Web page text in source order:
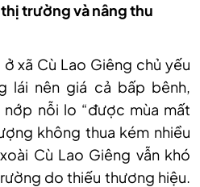
trường và nâng thu
xã Cù Lao Giêng chủ yếu
lái nên giá cả bấp bênh,
nỗi lo “được mùa mất
không thua kém nhiều
Cù Lao Giêng vẫn khó
do thiếu thương hiệu.